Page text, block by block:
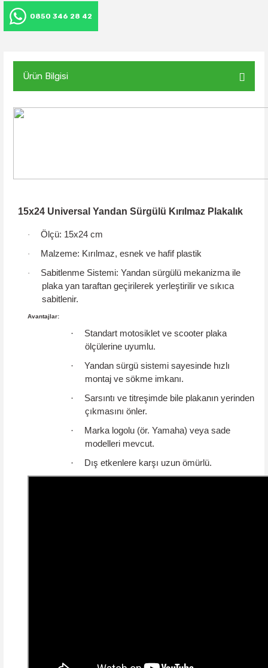
0850 346 28 42
Ürün Bilgisi
15x24 Universal Yandan Sürgülü Kırılmaz Plakalık
· Ölçü: 15x24 cm
· Malzeme: Kırılmaz, esnek ve hafif plastik
· Sabitlenme Sistemi: Yandan sürgülü mekanizma ile
plaka yan taraftan geçirilerek yerleştirilir ve sıkıca
sabitlenir.
Avantajlar:
·
Standart motosiklet ve scooter plaka
ölçülerine uyumlu.
·
Yandan sürgü sistemi sayesinde hızlı
montaj ve sökme imkanı.
·
Sarsıntı ve titreşimde bile plakanın yerinden
çıkmasını önler.
·
Marka logolu (ör. Yamaha) veya sade
modelleri mevcut.
·
Dış etkenlere karşı uzun ömürlü.